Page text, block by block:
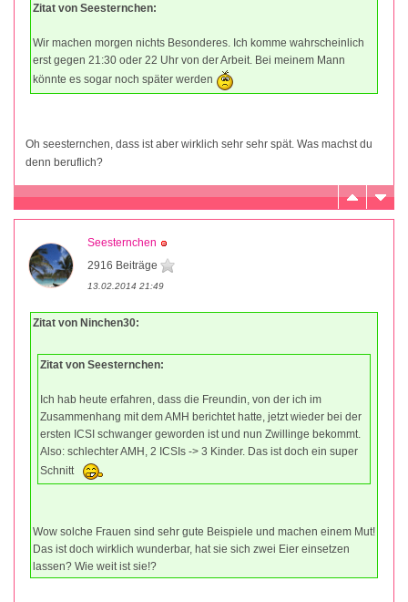
Zitat von Seesternchen:
Wir machen morgen nichts Besonderes. Ich komme wahrscheinlich
erst gegen 21:30 oder 22 Uhr von der Arbeit. Bei meinem Mann
könnte es sogar noch später werden
Oh seesternchen, dass ist aber wirklich sehr sehr spät. Was machst du
denn beruflich?
Seesternchen
2916 Beiträge
13.02.2014 21:49
Zitat von Ninchen30:
Zitat von Seesternchen:
Ich hab heute erfahren, dass die Freundin, von der ich im
Zusammenhang mit dem AMH berichtet hatte, jetzt wieder bei der
ersten ICSI schwanger geworden ist und nun Zwillinge bekommt.
Also: schlechter AMH, 2 ICSIs -> 3 Kinder. Das ist doch ein super
Schnitt
Wow solche Frauen sind sehr gute Beispiele und machen einem Mut!
Das ist doch wirklich wunderbar, hat sie sich zwei Eier einsetzen
lassen? Wie weit ist sie!?